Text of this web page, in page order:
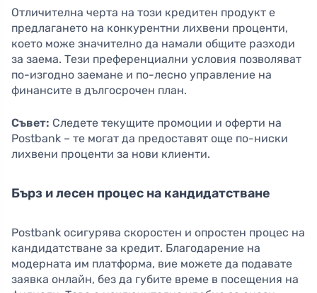
Отличителна черта на този кредитен продукт е
предлагането на конкурентни лихвени проценти,
което може значително да намали общите разходи
за заема. Тези преференциални условия позволяват
по-изгодно заемане и по-лесно управление на
финансите в дългосрочен план.
Съвет: Следете текущите промоции и оферти на
Postbank – те могат да предоставят още по-ниски
лихвени проценти за нови клиенти.
Бърз и лесен процес на кандидатстване
Postbank осигурява скоростен и опростен процес на
кандидатстване за кредит. Благодарение на
модерната им платформа, вие можете да подавате
заявка онлайн, без да губите време в посещения на